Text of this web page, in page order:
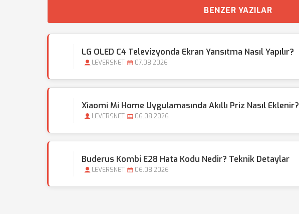
BENZER YAZILAR
LG OLED C4 Televizyonda Ekran Yansıtma Nasıl Yapılır?
LEVERSNET 07.08.2026
Xiaomi Mi Home Uygulamasında Akıllı Priz Nasıl Eklenir?
LEVERSNET 06.08.2026
Buderus Kombi E28 Hata Kodu Nedir? Teknik Detaylar
LEVERSNET 06.08.2026